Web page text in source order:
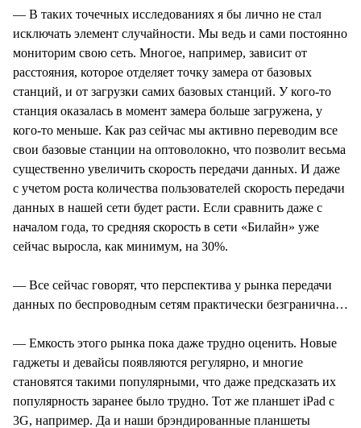
— В таких точечных исследованиях я бы лично не стал
исключать элемент случайности. Мы ведь и сами постоянно
мониторим свою сеть. Многое, например, зависит от
расстояния, которое отделяет точку замера от базовых
станций, и от загрузки самих базовых станций. У кого-то
станция оказалась в момент замера больше загружена, у
кого-то меньше. Как раз сейчас мы активно переводим все
свои базовые станции на оптоволокно, что позволит весьма
существенно увеличить скорость передачи данных. И даже
с учетом роста количества пользователей скорость передачи
данных в нашей сети будет расти. Если сравнить даже с
началом года, то средняя скорость в сети «Билайн» уже
сейчас выросла, как минимум, на 30%.
— Все сейчас говорят, что перспектива у рынка передачи
данных по беспроводным сетям практически безгранична…
— Емкость этого рынка пока даже трудно оценить. Новые
гаджеты и девайсы появляются регулярно, и многие
становятся такими популярными, что даже предсказать их
популярность заранее было трудно. Тот же планшет iPad с
3G, например. Да и наши брэндированные планшеты